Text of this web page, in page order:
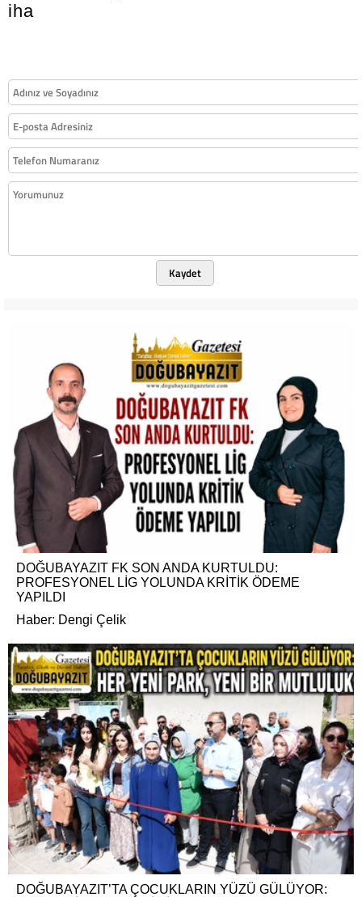
iha
Kaydet
DOĞUBAYAZIT FK SON ANDA KURTULDU:
PROFESYONEL LİG YOLUNDA KRİTİK ÖDEME
YAPILDI
Haber: Dengi Çelik
DOĞUBAYAZIT’TA ÇOCUKLARIN YÜZÜ GÜLÜYOR: